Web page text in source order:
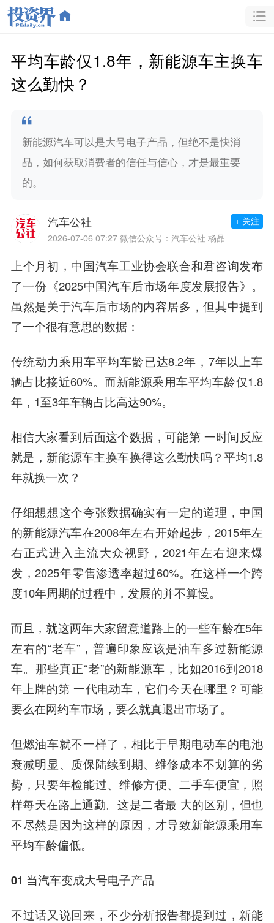
平均车龄仅‌1.8年，新能源车主换车
这么勤快？
新能源汽车可以是大号电子产品，但绝不是快消
品，如何获取消费者的信任与信心，才是最重要
的。
汽车公社
2026-07-06 07:27 微信公众号：汽车公社 杨晶
+ 关注
上个月初，中国汽车工业协会联合和君咨询发布
了一份《2025中国汽车后市场年度发展报告》。
虽然是关于汽车后市场的内容居多，但其中提到
了一个很有意思的数据：
传统动力乘用车平均车龄已达8.2年，7年以上车
辆占比接近60%。而新能源乘用车平均车龄仅1.8
年，1至3年车辆占比高达90%。
相信大家看到后面这个数据，可能第 一时间反应
就是，新能源车主换车换得这么勤快吗？平均1.8
年就换一次？
仔细想想这个夸张数据确实有一定的道理，中国
的新能源汽车在2008年左右开始起步，2015年左
右正式进入主流大众视野，2021年左右迎来爆
发，2025年零售渗透率超过60%。在这样一个跨
度10年周期的过程中，发展的并不算慢。
而且，就这两年大家留意道路上的一些车龄在5年
左右的“老车”，普遍印象应该是油车多过新能源
车。那些真正“老”的新能源车，比如2016到2018
年上牌的第 一代电动车，它们今天在哪里？可能
要么在网约车市场，要么就真退出市场了。
但燃油车就不一样了，相比于早期电动车的电池
衰减明显、质保陆续到期、维修成本不划算的劣
势，只要年检能过、维修方便、二手车便宜，照
样每天在路上通勤。这是二者最 大的区别，但也
不尽然是因为这样的原因，才导致新能源乘用车
平均车龄偏低。
01 当汽车变成大号电子产品
不过话又说回来，不少分析报告都提到过，新能